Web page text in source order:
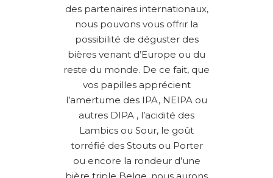
des partenaires internationaux,
nous pouvons vous offrir la
possibilité de déguster des
bières venant d’Europe ou du
reste du monde. De ce fait, que
vos papilles apprécient
l’amertume des IPA, NEIPA ou
autres DIPA , l’acidité des
Lambics ou Sour, le goût
torréfié des Stouts ou Porter
ou encore la rondeur d’une